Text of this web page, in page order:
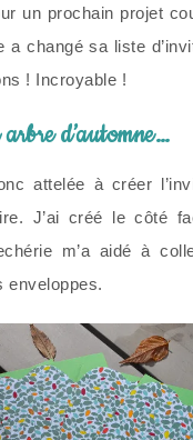
un prochain projet
a changé sa liste
! Incroyable !
d’automne…
attelée à créer
J’ai créé le côté
m’a aidé à
enveloppes.